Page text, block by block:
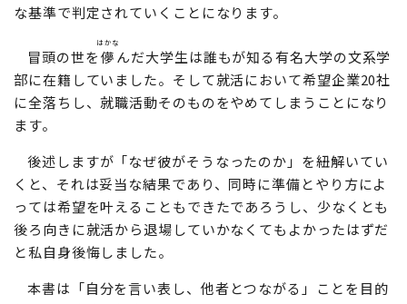
な基準で判定されていくことになります。
冒頭の世を 儚
はかな
んだ大学生は誰もが知る有名大学の文系学
部に在籍していました。そして就活において希望企業20社
に全落ちし、就職活動そのものをやめてしまうことになり
ます。
後述しますが「なぜ彼がそうなったのか」を紐解いてい
くと、それは妥当な結果であり、同時に準備とやり方によ
っては希望を叶えることもできたであろうし、少なくとも
後ろ向きに就活から退場していかなくてもよかったはずだ
と私自身後悔しました。
本書は「自分を言い表し、他者とつながる」ことを目的